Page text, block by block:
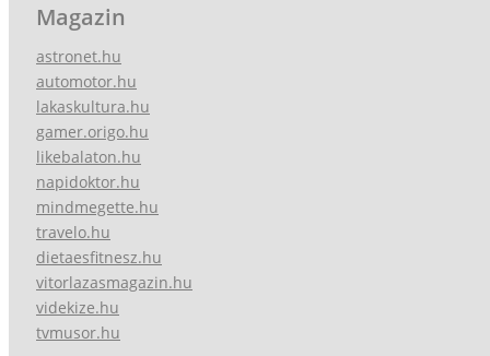
Magazin
astronet.hu
automotor.hu
lakaskultura.hu
gamer.origo.hu
likebalaton.hu
napidoktor.hu
mindmegette.hu
travelo.hu
dietaesfitnesz.hu
vitorlazasmagazin.hu
videkize.hu
tvmusor.hu